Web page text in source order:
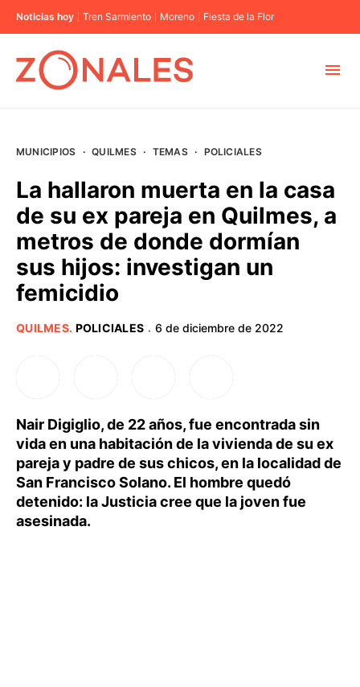
Noticias hoy Tren Sarmiento Moreno Fiesta de la Flor
BUENOS AIRES
PROVINCIAS
MUNICIPIOS · QUILMES · TEMAS · POLICIALES
La hallaron muerta en la casa
de su ex pareja en Quilmes, a
metros de donde dormían
sus hijos: investigan un
femicidio
QUILMES. POLICIALES · 6 de diciembre de 2022
Nair Digiglio, de 22 años, fue encontrada sin
vida en una habitación de la vivienda de su ex
pareja y padre de sus chicos, en la localidad de
San Francisco Solano. El hombre quedó
detenido: la Justicia cree que la joven fue
asesinada.